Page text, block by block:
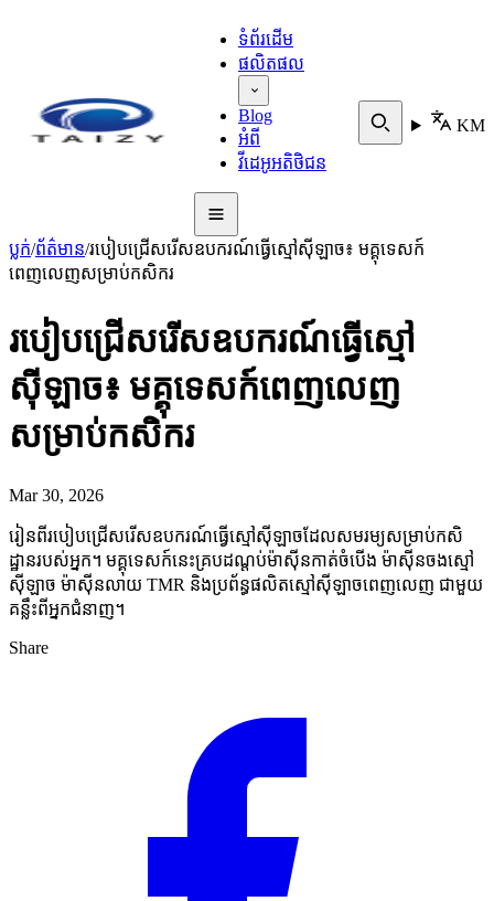
ទំព័រដើម
ផលិតផល
Blog
អំពី
វីដេអូអតិថិជន
KM
ប្លក់/ព័ត៌មាន/របៀបជ្រើសរើសឧបករណ៍ធ្វើស្មៅស៊ីឡាច៖ មគ្គុទេសក៍
ពេញលេញសម្រាប់កសិករ
របៀបជ្រើសរើសឧបករណ៍ធ្វើស្មៅ
ស៊ីឡាច៖ មគ្គុទេសក៍ពេញលេញ
សម្រាប់កសិករ
Mar 30, 2026
រៀនពីរបៀបជ្រើសរើសឧបករណ៍ធ្វើស្មៅស៊ីឡាចដែលសមរម្យសម្រាប់កសិ
ដ្ឋានរបស់អ្នក។ មគ្គុទេសក៍នេះគ្របដណ្តប់ម៉ាស៊ីនកាត់ចំបើង ម៉ាស៊ីនចងស្មៅ
ស៊ីឡាច ម៉ាស៊ីនលាយ TMR និងប្រព័ន្ធផលិតស្មៅស៊ីឡាចពេញលេញ ជាមួយ
គន្លឹះពីអ្នកជំនាញ។
Share